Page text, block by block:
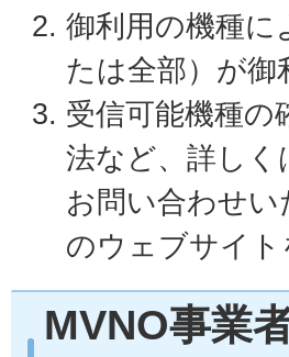
御利用の機種に
たは全部）が
受信可能機種の
法など、詳しく
お問い合わせ
のウェブサイ
MVNO事業